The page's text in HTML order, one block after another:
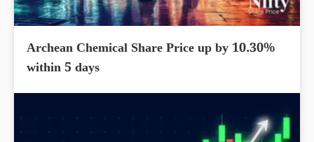
Archean Chemical Share Price up by 10.30%
within 5 days